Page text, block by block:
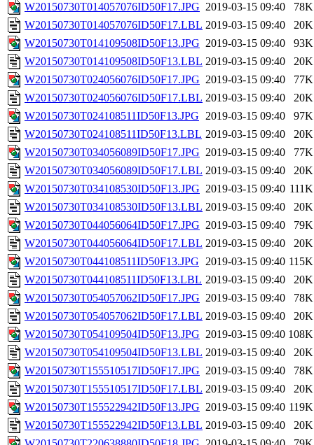
W20150730T014057076ID50F17.JPG 2019-03-15 09:40
78K
W20150730T014057076ID50F17.LBL 2019-03-15 09:40
20K
W20150730T014109508ID50F13.JPG 2019-03-15 09:40
93K
W20150730T014109508ID50F13.LBL 2019-03-15 09:40
20K
W20150730T024056076ID50F17.JPG 2019-03-15 09:40
77K
W20150730T024056076ID50F17.LBL 2019-03-15 09:40
20K
W20150730T024108511ID50F13.JPG 2019-03-15 09:40
97K
W20150730T024108511ID50F13.LBL 2019-03-15 09:40
20K
W20150730T034056089ID50F17.JPG 2019-03-15 09:40
77K
W20150730T034056089ID50F17.LBL 2019-03-15 09:40
20K
W20150730T034108530ID50F13.JPG 2019-03-15 09:40 111K
W20150730T034108530ID50F13.LBL 2019-03-15 09:40
20K
W20150730T044056064ID50F17.JPG 2019-03-15 09:40
79K
W20150730T044056064ID50F17.LBL 2019-03-15 09:40
20K
W20150730T044108511ID50F13.JPG 2019-03-15 09:40 115K
W20150730T044108511ID50F13.LBL 2019-03-15 09:40
20K
W20150730T054057062ID50F17.JPG 2019-03-15 09:40
78K
W20150730T054057062ID50F17.LBL 2019-03-15 09:40
20K
W20150730T054109504ID50F13.JPG 2019-03-15 09:40 108K
W20150730T054109504ID50F13.LBL 2019-03-15 09:40
20K
W20150730T155510517ID50F17.JPG 2019-03-15 09:40
78K
W20150730T155510517ID50F17.LBL 2019-03-15 09:40
20K
W20150730T155522942ID50F13.JPG 2019-03-15 09:40 119K
W20150730T155522942ID50F13.LBL 2019-03-15 09:40
20K